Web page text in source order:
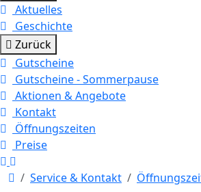
Aktuelles
Geschichte
Zurück
Gutscheine
Gutscheine - Sommerpause
Aktionen & Angebote
Kontakt
Öffnungszeiten
Preise
Startseite
Service & Kontakt